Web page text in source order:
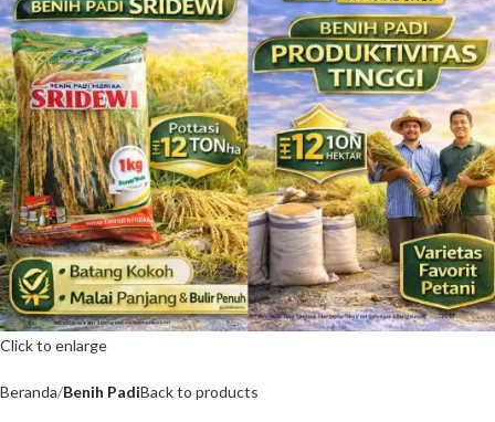
Click to enlarge
Beranda Benih PadiBack to products